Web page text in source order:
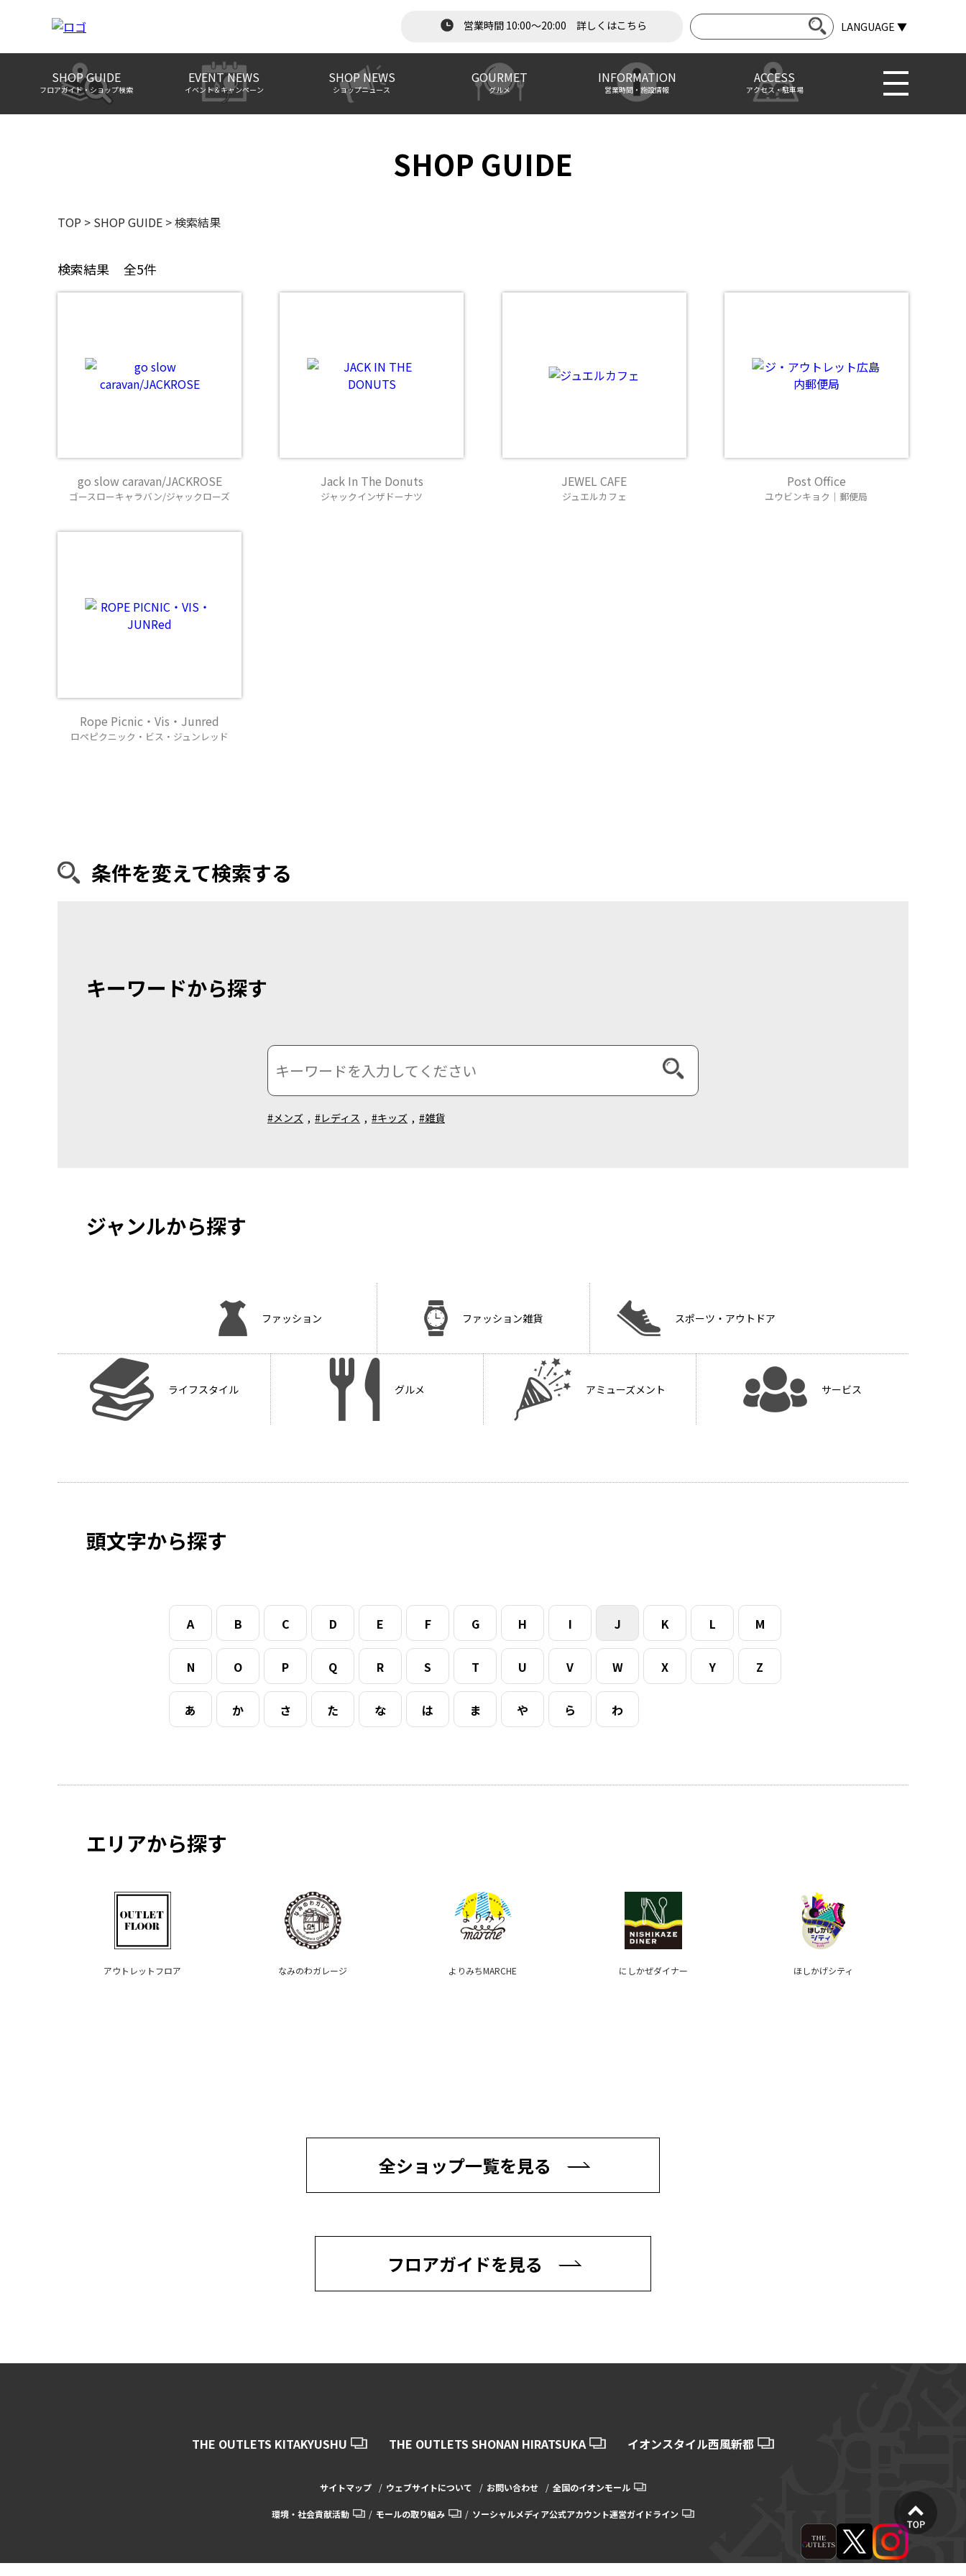
営業時間 10:00～20:00 詳しくはこちら LANGUAGE ▼
SHOP GUIDE
フロアガイド・ショップ検索
EVENT NEWS
イベント＆キャンペーン
SHOP NEWS
ショップニュース
GOURMET
グルメ
INFORMATION
営業時間・施設情報
ACCESS
アクセス・駐車場
SHOP GUIDE
TOP > SHOP GUIDE >検索結果
検索結果 全5件
go slow caravan/JACKROSE
ゴースローキャラバン/ジャックローズ
Jack In The Donuts
ジャックインザドーナツ
JEWEL CAFE
ジュエルカフェ
Post Office
ユウビンキョク｜郵便局
Rope Picnic・Vis・Junred
ロペピクニック・ビス・ジュンレッド
条件を変えて検索する
キーワードから探す
#メンズ , #レディス , #キッズ , #雑貨
ジャンルから探す
ファッション ファッション雑貨 スポーツ・アウトドア
ライフスタイル グルメ アミューズメント サービス
頭文字から探す
A B C D E F G H I J K L M
N O P Q R S T U V W X Y Z
あ か さ た な は ま や ら わ
エリアから探す
アウトレットフロア なみのわガレージ よりみちMARCHE にしかぜダイナー ほしかげシティ
全ショップ一覧を見る
フロアガイドを見る
THE OUTLETS KITAKYUSHU THE OUTLETS SHONAN HIRATSUKA イオンスタイル西風新都
サイトマップ ウェブサイトについて お問い合わせ 全国のイオンモール
環境・社会貢献活動 モールの取り組み ソーシャルメディア公式アカウント運営ガイドライン